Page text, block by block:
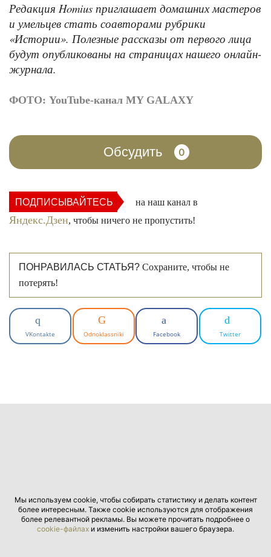
Редакция Homius приглашает домашних мастеров
и умельцев стать соавторами рубрики
«Истории». Полезные рассказы от первого лица
будут опубликованы на страницах нашего онлайн-
журнала.
ФОТО: YouTube-канал MY GALAXY
Обсудить 0
ПОДПИСЫВАЙТЕСЬ на наш канал в
Яндекс.Дзен, чтобы ничего не пропустить!
ПОНРАВИЛАСЬ СТАТЬЯ? Сохраните, чтобы не
потерять!
VKontakte Odnoklassniki Facebook Twitter
Мы используем cookie, чтобы собирать статистику и делать контент
более интересным. Также cookie используются для отображения
более релевантной рекламы. Вы можете прочитать подробнее о
cookie-файлах и изменить настройки вашего браузера.